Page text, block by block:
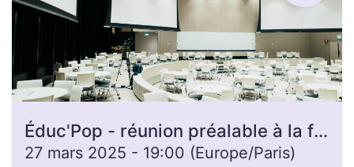
Éduc'Pop - réunion préalable à la formation d'animateurice
27 mars 2025 - 19:00 (Europe/Paris)